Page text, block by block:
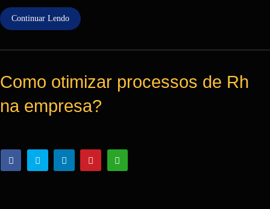
Continuar Lendo
Como otimizar processos de Rh
na empresa?